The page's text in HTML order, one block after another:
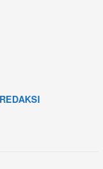
REDAKSI